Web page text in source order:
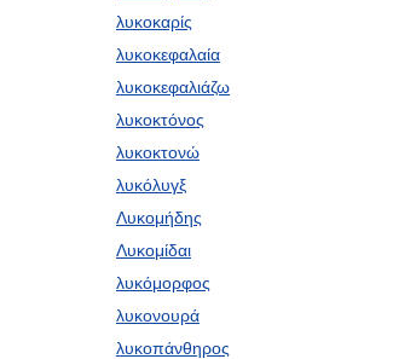
λυκοκαρίς
λυκοκεφαλαία
λυκοκεφαλιάζω
λυκοκτόνος
λυκοκτονώ
λυκόλυγξ
Λυκομήδης
Λυκομίδαι
λυκόμορφος
λυκονουρά
λυκοπάνθηρος